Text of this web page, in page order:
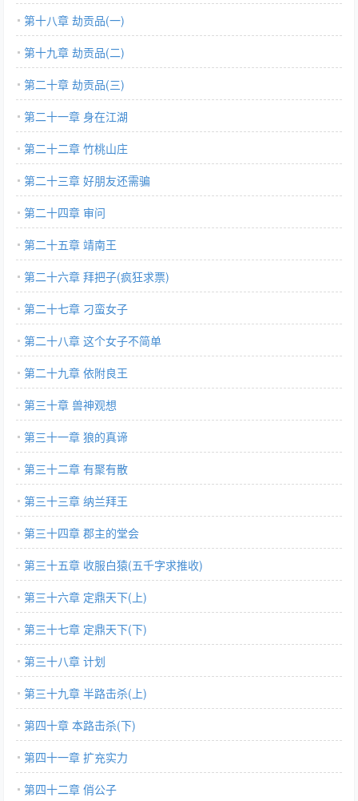
第十八章 劫贡品(一)
第十九章 劫贡品(二)
第二十章 劫贡品(三)
第二十一章 身在江湖
第二十二章 竹桃山庄
第二十三章 好朋友还需骗
第二十四章 审问
第二十五章 靖南王
第二十六章 拜把子(疯狂求票)
第二十七章 刁蛮女子
第二十八章 这个女子不简单
第二十九章 依附良王
第三十章 兽神观想
第三十一章 狼的真谛
第三十二章 有聚有散
第三十三章 纳兰拜王
第三十四章 郡主的堂会
第三十五章 收服白猿(五千字求推收)
第三十六章 定鼎天下(上)
第三十七章 定鼎天下(下)
第三十八章 计划
第三十九章 半路击杀(上)
第四十章 本路击杀(下)
第四十一章 扩充实力
第四十二章 俏公子